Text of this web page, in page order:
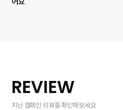
REVIEW
지난 캠페인 리뷰를 확인해보세요